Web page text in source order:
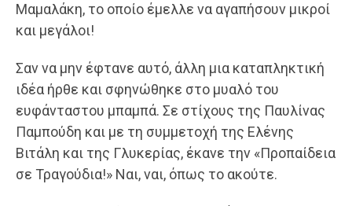
Μαμαλάκη, το οποίο έμελλε να αγαπήσουν μικροί
και μεγάλοι!
Σαν να μην έφτανε αυτό, άλλη μια καταπληκτική
ιδέα ήρθε και σφηνώθηκε στο μυαλό του
ευφάνταστου μπαμπά. Σε στίχους της Παυλίνας
Παμπούδη και με τη συμμετοχή της Ελένης
Βιτάλη και της Γλυκερίας, έκανε την «Προπαίδεια
σε Τραγούδια!» Ναι, ναι, όπως το ακούτε.